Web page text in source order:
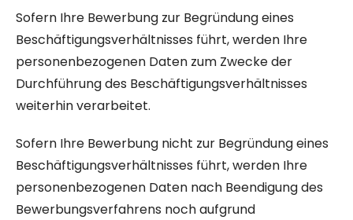
Sofern Ihre Bewerbung zur Begründung eines
Beschäftigungsverhältnisses führt, werden Ihre
personenbezogenen Daten zum Zwecke der
Durchführung des Beschäftigungsverhältnisses
weiterhin verarbeitet.
Sofern Ihre Bewerbung nicht zur Begründung eines
Beschäftigungsverhältnisses führt, werden Ihre
personenbezogenen Daten nach Beendigung des
Bewerbungsverfahrens noch aufgrund